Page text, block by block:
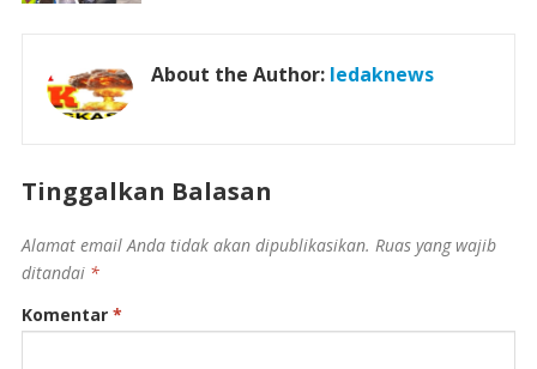
About the Author: ledaknews
Tinggalkan Balasan
Alamat email Anda tidak akan dipublikasikan. Ruas yang wajib
ditandai *
Komentar *